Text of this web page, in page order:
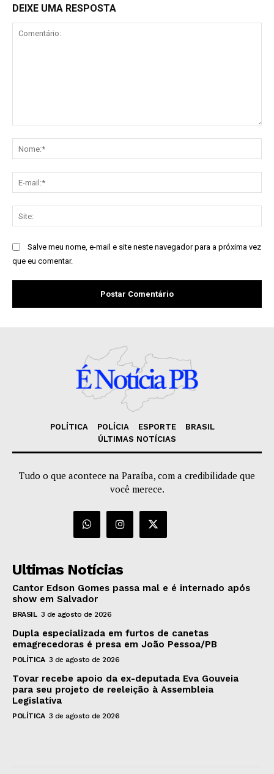
DEIXE UMA RESPOSTA
Salve meu nome, e-mail e site neste navegador para a próxima vez
que eu comentar.
POLÍTICA POLÍCIA ESPORTE
BRASIL
ÚLTIMAS NOTÍCIAS
Tudo o que acontece na Paraíba, com a credibilidade que
você merece.
Ultimas Notícias
Cantor Edson Gomes passa mal e é internado após
show em Salvador
BRASIL 3 de agosto de 2026
Dupla especializada em furtos de canetas
emagrecedoras é presa em João Pessoa/PB
POLÍTICA 3 de agosto de 2026
Tovar recebe apoio da ex-deputada Eva Gouveia
para seu projeto de reeleição à Assembleia
Legislativa
POLÍTICA 3 de agosto de 2026